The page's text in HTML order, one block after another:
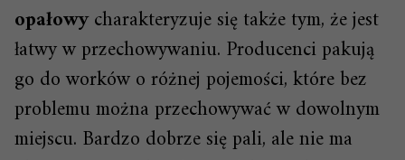
opałowycharakteryzuje się także tym, że jest
łatwy w przechowywaniu. Producenci pakują
go do worków o różnej pojemości, które bez
problemu można przechowywać w dowolnym
miejscu. Bardzo dobrze się pali, ale nie ma